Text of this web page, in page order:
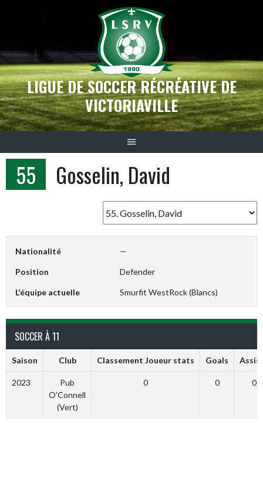
LIGUE DE SOCCER RÉCRÉATIVE DE
VICTORIAVILLE
55 Gosselin, David
Nationalité —
Position Defender
L'équipe actuelle Smurfit WestRock (Blancs)
SOCCER À 11
Saison Club Classement Joueur stats Goals
2023
Pub
O’Connell
(Vert)
0 0 0